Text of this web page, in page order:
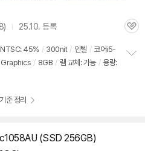
25.10. 등록
관
NTSC: 45% / 300nit / 인텔 / 코어i5-
/ 8GB / 램 교체: 가능 / 용량:
준 정리
(SSD 256GB)